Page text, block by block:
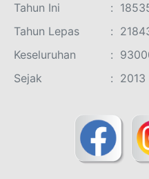
Tahun Ini
:
Tahun Lepas
:
Keseluruhan
:
Sejak
: 2013